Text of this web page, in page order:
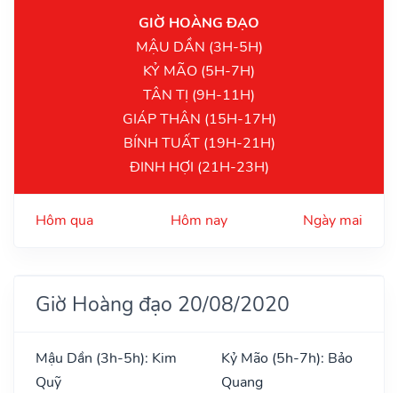
GIỜ HOÀNG ĐẠO
MẬU DẦN (3H-5H)
KỶ MÃO (5H-7H)
TÂN TỊ (9H-11H)
GIÁP THÂN (15H-17H)
BÍNH TUẤT (19H-21H)
ĐINH HỢI (21H-23H)
Hôm qua Hôm nay Ngày mai
Giờ Hoàng đạo 20/08/2020
Mậu Dần (3h-5h): Kim
Quỹ
Kỷ Mão (5h-7h): Bảo
Quang